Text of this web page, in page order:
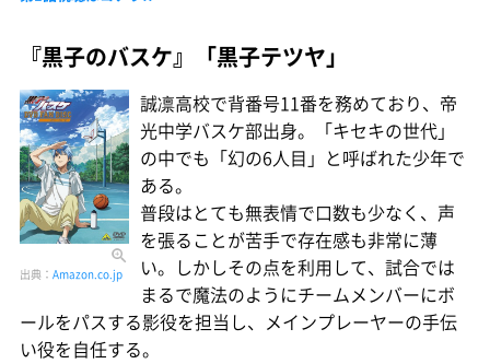
『黒子のバスケ』「黒子テツヤ」
出典： Amazon.co.jp
誠凛高校で背番号11番を務めており、帝
光中学バスケ部出身。「キセキの世代」
の中でも「幻の6人目」と呼ばれた少年で
ある。
普段はとても無表情で口数も少なく、声
を張ることが苦手で存在感も非常に薄
い。しかしその点を利用して、試合では
まるで魔法のようにチームメンバーにボ
ールをパスする影役を担当し、メインプレーヤーの手伝
い役を自任する。